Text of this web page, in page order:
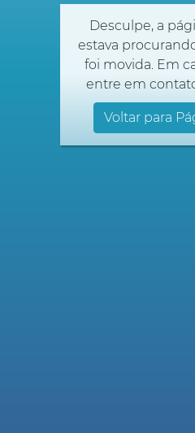
Desculpe, a
estava
foi movida. Em
entre em
Voltar para